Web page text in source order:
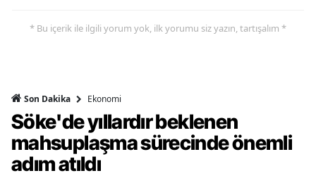
* Bu içerik ile ilgili yorum yok, ilk yorumu siz yazın, tartışalım *
Son Dakika Ekonomi
Söke'de yıllardır beklenen
mahsuplaşma sürecinde önemli
adım atıldı